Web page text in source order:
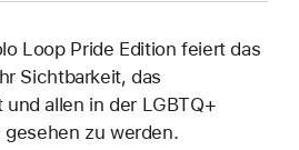
Loop Pride Edition feiert das
Sichtbarkeit, das
allen in der LGBTQ+
zu werden.